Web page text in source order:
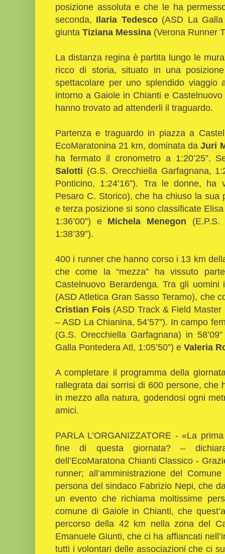
posizione assoluta e che le ha
seconda, Ilaria Tedesco (ASD La Galla
giunta Tiziana Messina (Verona Runner
La distanza regina è partita lungo le
ricco di storia, situato in una
spettacolare per uno splendido
intorno a Gaiole in Chianti e
hanno trovato ad attenderli il traguardo.
Partenza e traguardo in piazza a
EcoMaratonina 21 km, dominata da Juri
ha fermato il cronometro a 1:20’25”.
Salotti (G.S. Orecchiella Garfagnana,
Ponticino, 1:24’16”). Tra le donne, ha
Pesaro C. Storico), che ha chiuso la sua
e terza posizione si sono classificate
1:36’00”) e Michela Menegon
1:38’39”).
400 i runner che hanno corso i 13 km
che come la “mezza” ha vissuto
Castelnuovo Berardenga. Tra gli
(ASD Atletica Gran Sasso Teramo), che
Cristian Fois(ASD Track & Field Master
– ASD La Chianina, 54’57”). In campo
(G.S. Orecchiella Garfagnana) in
Galla Pontedera Atl, 1:05’50”) e Valeria
A completare il programma della
rallegrata dai sorrisi di 600 persone, che
in mezzo alla natura, godendosi ogni
amici.
PARLA L’ORGANIZZATORE - «La
fine di questa giornata? –
dell’EcoMaratona Chianti Classico -
runner; all’amministrazione del
persona del sindaco Fabrizio Nepi, che
un evento che richiama moltissime
comune di Gaiole in Chianti, che
percorso della 42 km nella zona del
Emanuele Giunti, che ci ha affiancati
tutti i volontari delle associazioni che ci